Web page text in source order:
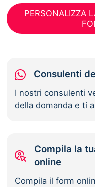
PERSONALIZZA
Consulenti
I nostri consulenti
della domanda e ti
Compila la
online
Compila il form